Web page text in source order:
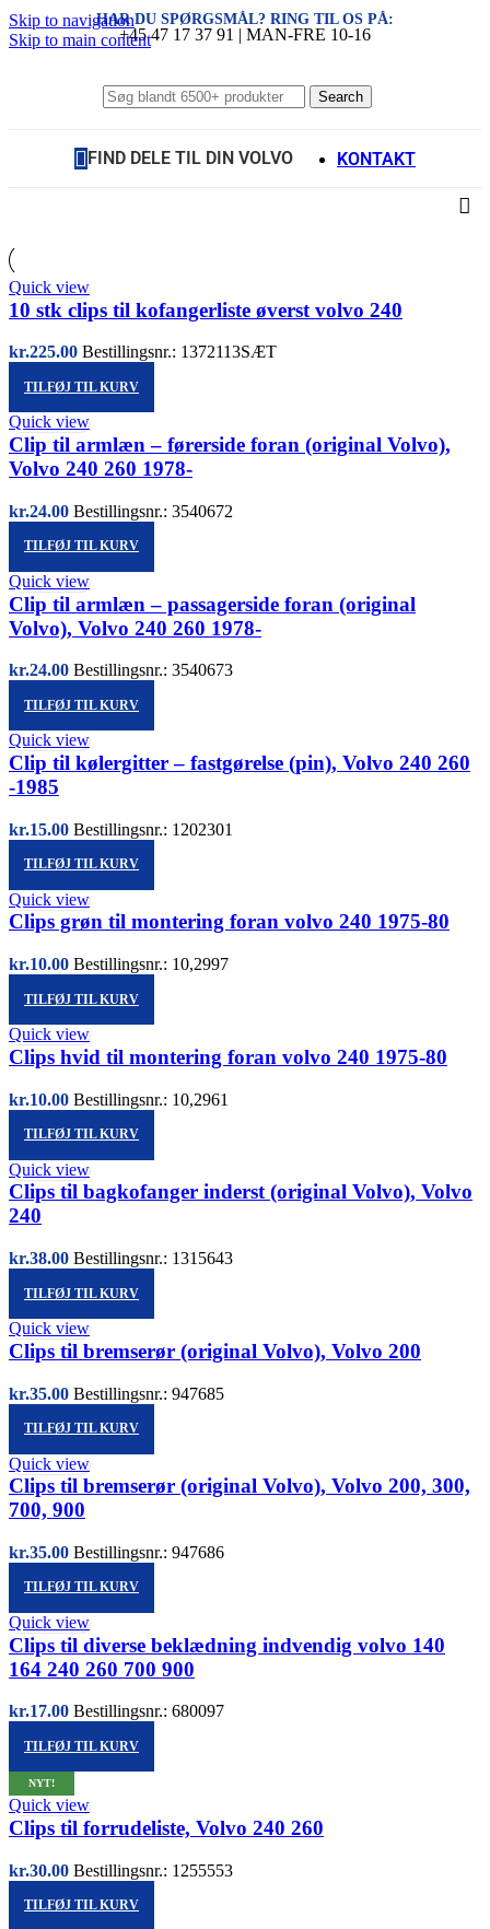
Skip to navigation
Skip to main content
HAR DU SPØRGSMÅL? RING TIL OS PÅ:
+45 47 17 37 91 | MAN-FRE 10-16
Search
FIND DELE TIL DIN VOLVO KONTAKT
Quick view
10 stk clips til kofangerliste øverst volvo 240
kr.225.00 Bestillingsnr.: 1372113SÆT
TILFØJ TIL KURV
Quick view
Clip til armlæn – førerside foran (original Volvo),
Volvo 240 260 1978-
kr.24.00 Bestillingsnr.: 3540672
TILFØJ TIL KURV
Quick view
Clip til armlæn – passagerside foran (original
Volvo), Volvo 240 260 1978-
kr.24.00 Bestillingsnr.: 3540673
TILFØJ TIL KURV
Quick view
Clip til kølergitter – fastgørelse (pin), Volvo 240 260
-1985
kr.15.00 Bestillingsnr.: 1202301
TILFØJ TIL KURV
Quick view
Clips grøn til montering foran volvo 240 1975-80
kr.10.00 Bestillingsnr.: 10,2997
TILFØJ TIL KURV
Quick view
Clips hvid til montering foran volvo 240 1975-80
kr.10.00 Bestillingsnr.: 10,2961
TILFØJ TIL KURV
Quick view
Clips til bagkofanger inderst (original Volvo), Volvo
240
kr.38.00 Bestillingsnr.: 1315643
TILFØJ TIL KURV
Quick view
Clips til bremserør (original Volvo), Volvo 200
kr.35.00 Bestillingsnr.: 947685
TILFØJ TIL KURV
Quick view
Clips til bremserør (original Volvo), Volvo 200, 300,
700, 900
kr.35.00 Bestillingsnr.: 947686
TILFØJ TIL KURV
Quick view
Clips til diverse beklædning indvendig volvo 140
164 240 260 700 900
kr.17.00 Bestillingsnr.: 680097
TILFØJ TIL KURV
NYT!
Quick view
Clips til forrudeliste, Volvo 240 260
kr.30.00 Bestillingsnr.: 1255553
TILFØJ TIL KURV